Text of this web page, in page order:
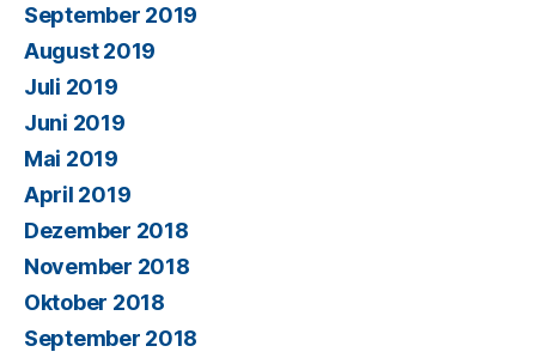
September 2019
August 2019
Juli 2019
Juni 2019
Mai 2019
April 2019
Dezember 2018
November 2018
Oktober 2018
September 2018